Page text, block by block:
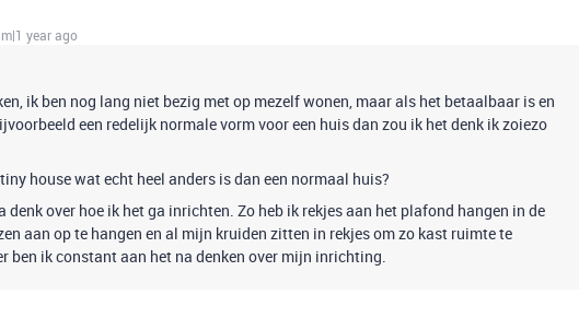
year ago
ik ben nog lang niet bezig met op mezelf wonen, maar als het betaalbaar is en
een redelijk normale vorm voor een huis dan zou ik het denk ik zoiezo
house wat echt heel anders is dan een normaal huis?
denk over hoe ik het ga inrichten. Zo heb ik rekjes aan het plafond hangen in de
aan op te hangen en al mijn kruiden zitten in rekjes om zo kast ruimte te
ben ik constant aan het na denken over mijn inrichting.